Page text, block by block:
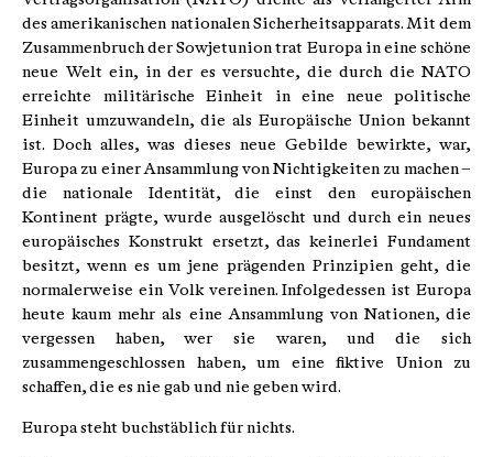
des amerikanischen nationalen Sicherheitsapparats. Mit dem
Zusammenbruch der Sowjetunion trat Europa in eine schöne
neue Welt ein, in der es versuchte, die durch die NATO
erreichte militärische Einheit in eine neue politische
Einheit umzuwandeln, die als Europäische Union bekannt
ist. Doch alles, was dieses neue Gebilde bewirkte, war,
Europa zu einer Ansammlung von Nichtigkeiten zu machen –
die nationale Identität, die einst den europäischen
Kontinent prägte, wurde ausgelöscht und durch ein neues
europäisches Konstrukt ersetzt, das keinerlei Fundament
besitzt, wenn es um jene prägenden Prinzipien geht, die
normalerweise ein Volk vereinen. Infolgedessen ist Europa
heute kaum mehr als eine Ansammlung von Nationen, die
vergessen haben, wer sie waren, und die sich
zusammengeschlossen haben, um eine fiktive Union zu
schaffen, die es nie gab und nie geben wird.
Europa steht buchstäblich für nichts.